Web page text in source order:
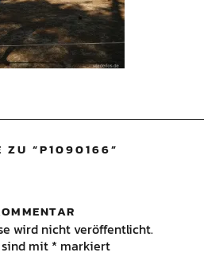
ZU “P1090166”
wird nicht veröffentlicht.
mit * markiert